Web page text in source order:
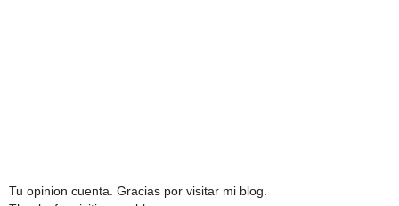
Tu opinion cuenta. Gracias por visitar mi blog.